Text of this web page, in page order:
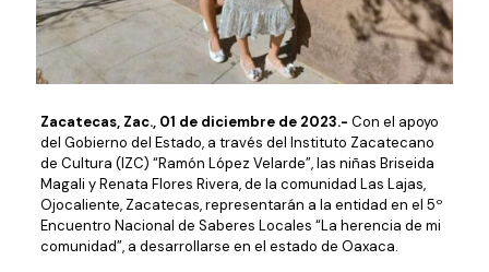
Zacatecas, Zac., 01 de diciembre de 2023.- Con el apoyo
del Gobierno del Estado, a través del Instituto Zacatecano
de Cultura (IZC) “Ramón López Velarde”, las niñas Briseida
Magali y Renata Flores Rivera, de la comunidad Las Lajas,
Ojocaliente, Zacatecas, representarán a la entidad en el 5º
Encuentro Nacional de Saberes Locales “La herencia de mi
comunidad”, a desarrollarse en el estado de Oaxaca.